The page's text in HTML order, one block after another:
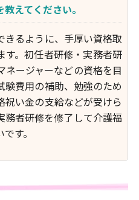
えてください。
きるように、手厚い資格取
す。初任者研修・実務者研
ネージャーなどの資格を目
験費用の補助、勉強のため
祝い金の支給などが受けら
務者研修を修了して介護福
す。